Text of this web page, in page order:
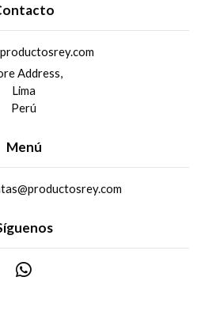
Address,
Lima
Perú
Menú